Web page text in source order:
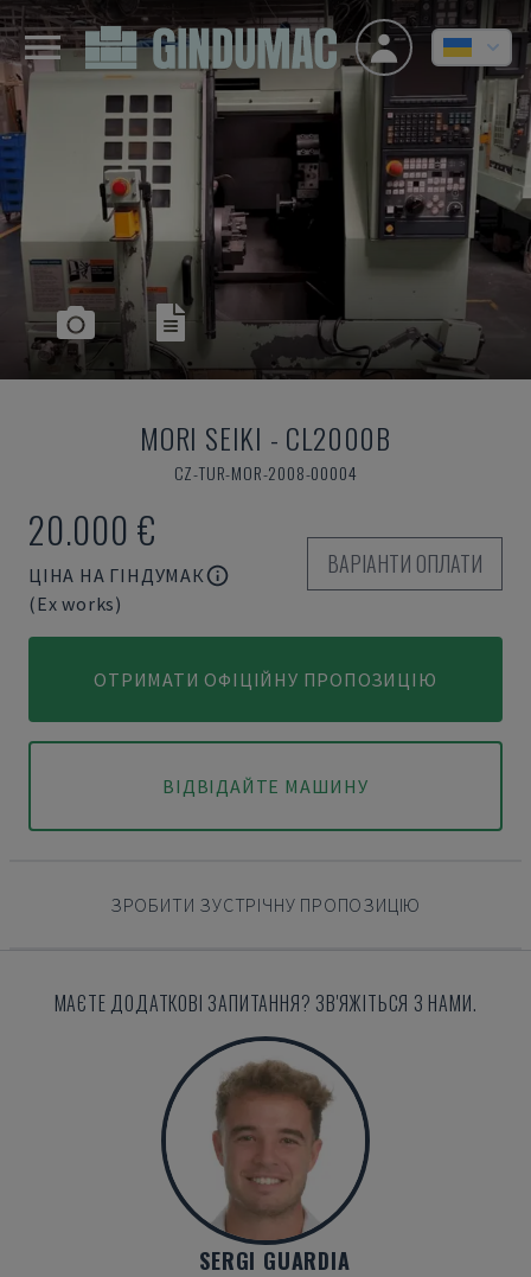
MORI SEIKI - CL2000B
CZ-TUR-MOR-2008-00004
20.000 €
ЦІНА НА ГІНДУМАК
(Ex works)
ВАРІАНТИ ОПЛАТИ
ОТРИМАТИ ОФІЦІЙНУ ПРОПОЗИЦІЮ
ВІДВІДАЙТЕ МАШИНУ
ЗРОБИТИ ЗУСТРІЧНУ ПРОПОЗИЦІЮ
МАЄТЕ ДОДАТКОВІ ЗАПИТАННЯ? ЗВ'ЯЖІТЬСЯ З НАМИ.
SERGI GUARDIA